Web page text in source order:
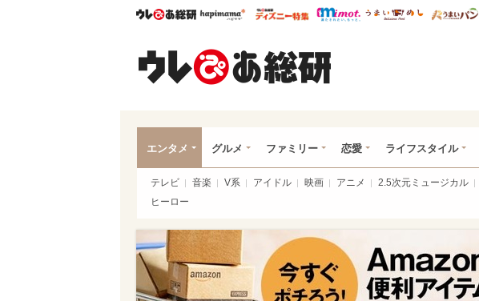
ウレぴあ総研ハピママ* ウレぴあ総研 ディズニー特集
mimot. うまいめし
エンタメ グルメ ファミリー 恋愛 ライフスタイル
テレビ 音楽 V系 アイドル 映画 アニメ 2.5次元ミュージカル
ヒーロー